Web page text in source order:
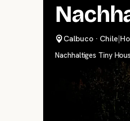
Calbuco · Chile|
Nachhaltiges Tiny